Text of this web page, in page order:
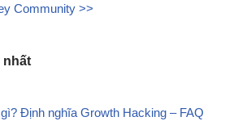
Community >>
Định nghĩa Growth Hacking – FAQ